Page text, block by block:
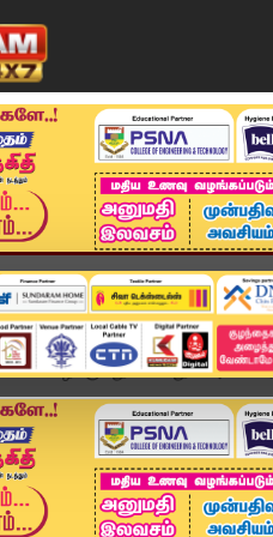
அண்மை தமிழ்நாடு
பட்டா வழங்குவது